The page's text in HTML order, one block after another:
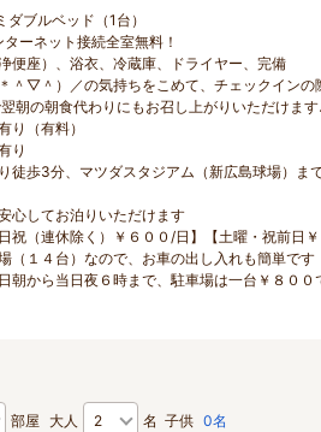
ブルベッド（1台）
ーネット接続全室無料！
便座）、浴衣、冷蔵庫、ドライヤー、完備
＾▽＾）／の気持ちをこめて、チェックイン
朝の朝食代わりにもお召し上がりいただけます
り（有料）
り
徒歩3分、マツダスタジアム（新広島球場）ま
心してお泊りいただけます
（連休除く）￥６００/日】【土曜・祝前日￥
（１４台）なので、お車の出し入れも簡単です
から当日夜６時まで、駐車場は一台￥８００
部屋 大人 名 子供 0名